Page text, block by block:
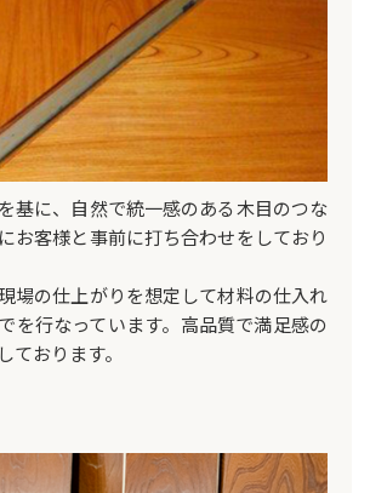
基に、自然で統一感のある木目のつな
お客様と事前に打ち合わせをしており
場の仕上がりを想定して材料の仕入れ
を行なっています。高品質で満足感の
ております。